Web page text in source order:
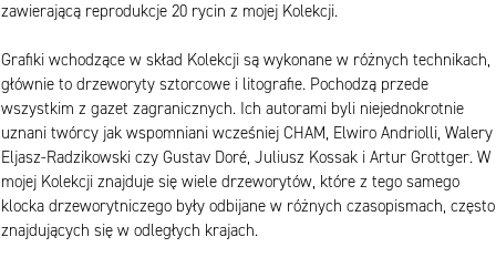
zawierającą reprodukcje 20 rycin z mojej Kolekcji.
Grafiki wchodzące w skład Kolekcji są wykonane w różnych technikach,
głównie to drzeworyty sztorcowe i litografie. Pochodzą przede
wszystkim z gazet zagranicznych. Ich autorami byli niejednokrotnie
uznani twórcy jak wspomniani wcześniej CHAM, Elwiro Andriolli, Walery
Eljasz-Radzikowski czy Gustav Doré, Juliusz Kossak i Artur Grottger. W
mojej Kolekcji znajduje się wiele drzeworytów, które z tego samego
klocka drzeworytniczego były odbijane w różnych czasopismach, często
znajdujących się w odległych krajach.